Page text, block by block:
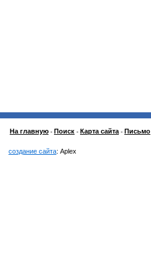
На главную - Поиск - Карта сайта - Письмо
создание сайта: Aplex